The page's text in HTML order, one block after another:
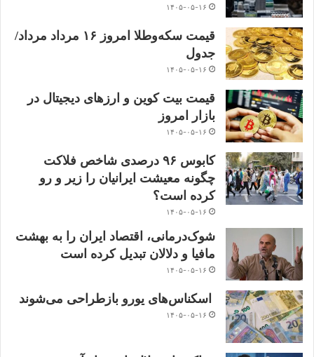
۱۴۰۵-۰۵-۱۶
قیمت سکه‌و‌طلا‌ امروز ۱۶ مرداد مرداد/
جدول
۱۴۰۵-۰۵-۱۶
قیمت بیت کوین و ارز‌های دیجیتال در
بازار امروز
۱۴۰۵-۰۵-۱۶
کابوس ۹۶ درصدی شاخص فلاکت
چگونه معیشت ایرانیان را زیر و رو
کرده است؟
۱۴۰۵-۰۵-۱۶
شوک‌درمانی، اقتصاد ایران را به بهشت
مافیا و دلالان تبدیل کرده است
۱۴۰۵-۰۵-۱۶
اسکناس‌های یورو بازطراحی می‌شوند
۱۴۰۵-۰۵-۱۶